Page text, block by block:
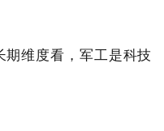
期维度看，军工是科技